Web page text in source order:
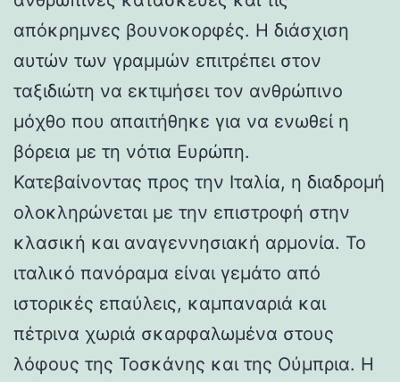
απόκρημνες βουνοκορφές. Η διάσχιση
αυτών των γραμμών επιτρέπει στον
ταξιδιώτη να εκτιμήσει τον ανθρώπινο
μόχθο που απαιτήθηκε για να ενωθεί η
βόρεια με τη νότια Ευρώπη.
Κατεβαίνοντας προς την Ιταλία, η διαδρομή
ολοκληρώνεται με την επιστροφή στην
κλασική και αναγεννησιακή αρμονία. Το
ιταλικό πανόραμα είναι γεμάτο από
ιστορικές επαύλεις, καμπαναριά και
πέτρινα χωριά σκαρφαλωμένα στους
λόφους της Τοσκάνης και της Ούμπρια. Η